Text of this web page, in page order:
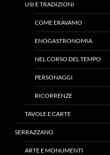
USI E TRADIZIONI
COME ERAVAMO
ENOGASTRONOMIA
NEL CORSO DEL TEMPO
PERSONAGGI
RICORRENZE
TAVOLE E CARTE
SERRAZZANO
ARTE E MONUMENTI